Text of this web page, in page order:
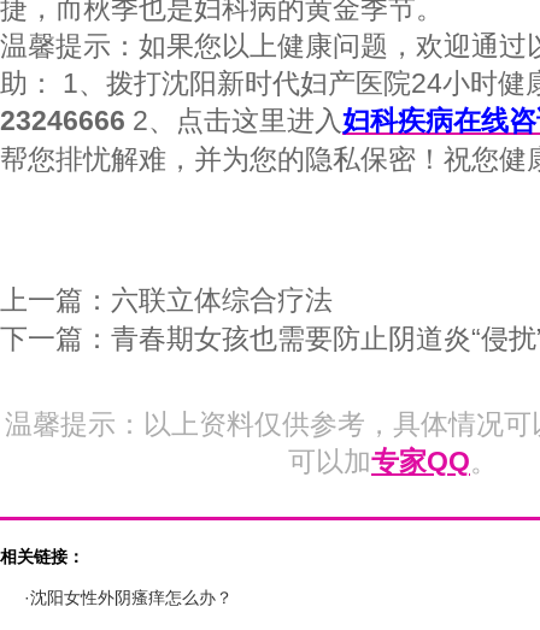
捷，而秋季也是妇科病的黄金季节。
温馨提示：如果您以上健康问题，欢迎通过
助： 1、拨打沈阳新时代妇产医院24小时健
23246666 2、点击这里进入 妇科疾病在线
帮您排忧解难，并为您的隐私保密！祝您健
上一篇： 六联立体综合疗法
下一篇： 青春期女孩也需要防止阴道炎“侵扰
温馨提示：以上资料仅供参考，具体情况可
可以加专家QQ。
相关链接：
·沈阳女性外阴瘙痒怎么办？